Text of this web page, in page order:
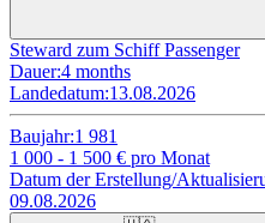
Steward zum Schiff Passenger
Dauer:4 months
Landedatum:13.08.2026
Baujahr:1 981
1 000 - 1 500 € pro Monat
Datum der Erstellung/
09.08.2026